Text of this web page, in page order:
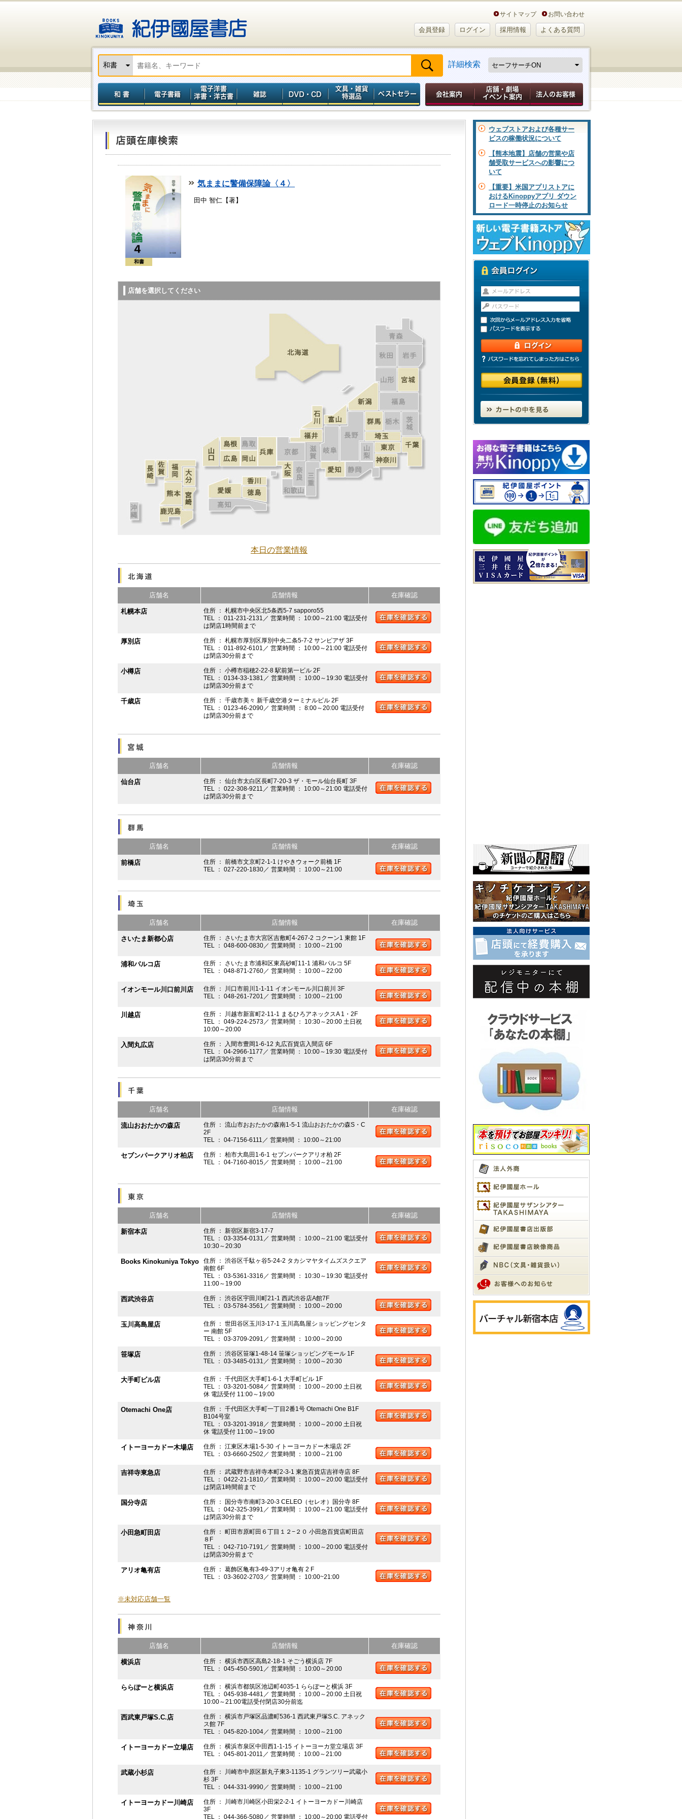
サイトマップ お問い合わせ
会員登録 ログイン 採用情報 よくある質問
詳細検索
和書
気ままに警備保障論〈４〉
田中 智仁【著】
店舗を選択してください
本日の営業情報
店舗名 店舗情報 在庫確認
札幌本店
住所 ： 札幌市中央区北5条西5-7 sapporo55
TEL ： 011-231-2131／ 営業時間 ： 10:00～21:00 電話受付
は閉店1時間前まで
厚別店
住所 ： 札幌市厚別区厚別中央二条5-7-2 サンピアザ 3F
TEL ： 011-892-6101／ 営業時間 ： 10:00～21:00 電話受付
は閉店30分前まで
小樽店
住所 ： 小樽市稲穂2-22-8 駅前第一ビル 2F
TEL ： 0134-33-1381／ 営業時間 ： 10:00～19:30 電話受付
は閉店30分前まで
千歳店
住所 ： 千歳市美々 新千歳空港ターミナルビル 2F
TEL ： 0123-46-2090／ 営業時間 ： 8:00～20:00 電話受付
は閉店30分前まで
店舗名 店舗情報 在庫確認
仙台店
住所 ： 仙台市太白区長町7-20-3 ザ・モール仙台長町 3F
TEL ： 022-308-9211／ 営業時間 ： 10:00～21:00 電話受付
は閉店30分前まで
店舗名 店舗情報 在庫確認
前橋店
住所 ： 前橋市文京町2-1-1 けやきウォーク前橋 1F
TEL ： 027-220-1830／ 営業時間 ： 10:00～21:00
店舗名 店舗情報 在庫確認
さいたま新都心店
住所 ： さいたま市大宮区吉敷町4-267-2 コクーン1 東館 1F
TEL ： 048-600-0830／ 営業時間 ： 10:00～21:00
浦和パルコ店
住所 ： さいたま市浦和区東高砂町11-1 浦和パルコ 5F
TEL ： 048-871-2760／ 営業時間 ： 10:00～22:00
イオンモール川口前川店
住所 ： 川口市前川1-1-11 イオンモール川口前川 3F
TEL ： 048-261-7201／ 営業時間 ： 10:00～21:00
川越店
住所 ： 川越市新富町2-11-1 まるひろアネックスA 1・2F
TEL ： 049-224-2573／ 営業時間 ： 10:30～20:00 土日祝
10:00～20:00
入間丸広店
住所 ： 入間市豊岡1-6-12 丸広百貨店入間店 6F
TEL ： 04-2966-1177／ 営業時間 ： 10:00～19:30 電話受付
は閉店30分前まで
店舗名 店舗情報 在庫確認
流山おおたかの森店
住所 ： 流山市おおたかの森南1-5-1 流山おおたかの森S・C
2F
TEL ： 04-7156-6111／ 営業時間 ： 10:00～21:00
セブンパークアリオ柏店
住所 ： 柏市大島田1-6-1 セブンパークアリオ柏 2F
TEL ： 04-7160-8015／ 営業時間 ： 10:00～21:00
店舗名 店舗情報 在庫確認
新宿本店
住所 ： 新宿区新宿3-17-7
TEL ： 03-3354-0131／ 営業時間 ： 10:00～21:00 電話受付
10:30～20:30
Books Kinokuniya Tokyo
住所 ： 渋谷区千駄ヶ谷5-24-2 タカシマヤタイムズスクエア
南館 6F
TEL ： 03-5361-3316／ 営業時間 ： 10:30～19:30 電話受付
11:00～19:00
西武渋谷店
住所 ： 渋谷区宇田川町21-1 西武渋谷店A館7F
TEL ： 03-5784-3561／ 営業時間 ： 10:00～20:00
玉川高島屋店
住所 ： 世田谷区玉川3-17-1 玉川高島屋ショッピングセンタ
ー 南館 5F
TEL ： 03-3709-2091／ 営業時間 ： 10:00～20:00
笹塚店
住所 ： 渋谷区笹塚1-48-14 笹塚ショッピングモール 1F
TEL ： 03-3485-0131／ 営業時間 ： 10:00～20:30
大手町ビル店
住所 ： 千代田区大手町1-6-1 大手町ビル 1F
TEL ： 03-3201-5084／ 営業時間 ： 10:00～20:00 土日祝
休 電話受付 11:00～19:00
Otemachi One店
住所 ： 千代田区大手町一丁目2番1号 Otemachi One B1F
B104号室
TEL ： 03-3201-3918／ 営業時間 ： 10:00～20:00 土日祝
休 電話受付 11:00～19:00
イトーヨーカドー木場店
住所 ： 江東区木場1-5-30 イトーヨーカドー木場店 2F
TEL ： 03-6660-2502／ 営業時間 ： 10:00～21:00
吉祥寺東急店
住所 ： 武蔵野市吉祥寺本町2-3-1 東急百貨店吉祥寺店 8F
TEL ： 0422-21-1810／ 営業時間 ： 10:00～20:00 電話受付
は閉店1時間前まで
国分寺店
住所 ： 国分寺市南町3-20-3 CELEO（セレオ）国分寺 8F
TEL ： 042-325-3991／ 営業時間 ： 10:00～21:00 電話受付
は閉店30分前まで
小田急町田店
住所 ： 町田市原町田６丁目１２−２０ 小田急百貨店町田店
８F
TEL ： 042-710-7191／ 営業時間 ： 10:00～20:00 電話受付
は閉店30分前まで
アリオ亀有店
住所 ： 葛飾区亀有3-49-3アリオ亀有 2 F
TEL ： 03-3602-2703／ 営業時間 ： 10:00~21:00
※未対応店舗一覧
店舗名 店舗情報 在庫確認
横浜店
住所 ： 横浜市西区高島2-18-1 そごう横浜店 7F
TEL ： 045-450-5901／ 営業時間 ： 10:00～20:00
ららぽーと横浜店
住所 ： 横浜市都筑区池辺町4035-1 ららぽーと横浜 3F
TEL ： 045-938-4481／ 営業時間 ： 10:00～20:00 土日祝
10:00～21:00電話受付閉店30分前迄
西武東戸塚S.C.店
住所 ： 横浜市戸塚区品濃町536-1 西武東戸塚S.C. アネック
ス館 7F
TEL ： 045-820-1004／ 営業時間 ： 10:00～21:00
イトーヨーカドー立場店
住所 ： 横浜市泉区中田西1-1-15 イトーヨーカ堂立場店 3F
TEL ： 045-801-2011／ 営業時間 ： 10:00～21:00
武蔵小杉店
住所 ： 川崎市中原区新丸子東3-1135-1 グランツリー武蔵小
杉 3F
TEL ： 044-331-9990／ 営業時間 ： 10:00～21:00
イトーヨーカドー川崎店
住所 ： 川崎市川崎区小田栄2-2-1 イトーヨーカドー川崎店
3F
TEL ： 044-366-5080／ 営業時間 ： 10:00～20:00 電話受付
ウェブストアおよび各種サー
ビスの稼働状況について
【熊本地震】店舗の営業や店
舗受取サービスへの影響につ
いて
【重要】米国アプリストアに
おけるKinoppyアプリ ダウン
ロード一時停止のお知らせ